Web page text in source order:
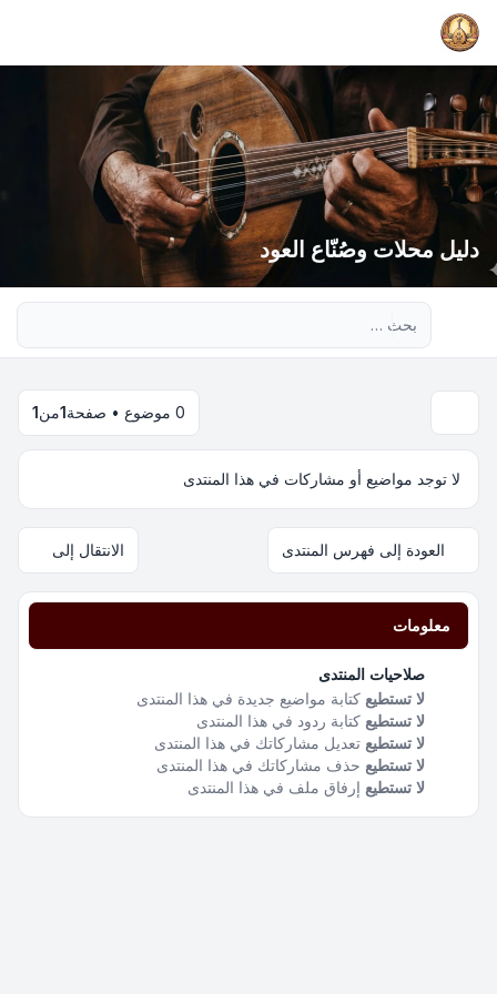
دليل محلات وصُنّاع العود
0 موضوع • صفحة 1من1
لا توجد مواضيع أو مشاركات في هذا المنتدى
العودة إلى فهرس المنتدى الانتقال إلى
معلومات
صلاحيات المنتدى
لا تستطيع كتابة مواضيع جديدة في هذا المنتدى
لا تستطيع كتابة ردود في هذا المنتدى
لا تستطيع تعديل مشاركاتك في هذا المنتدى
لا تستطيع حذف مشاركاتك في هذا المنتدى
لا تستطيع إرفاق ملف في هذا المنتدى